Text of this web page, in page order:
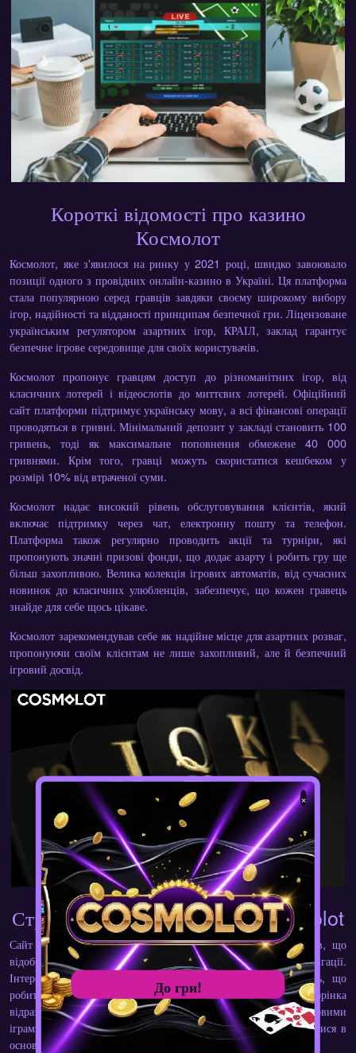
Короткі відомості про казино
Космолот
Космолот, яке з'явилося на ринку у 2021 році, швидко завоювало
позиції одного з провідних онлайн-казино в Україні. Ця платформа
стала популярною серед гравців завдяки своєму широкому вибору
ігор, надійності та відданості принципам безпечної гри. Ліцензоване
українським регулятором азартних ігор, КРАІЛ, заклад гарантує
безпечне ігрове середовище для своїх користувачів.
Космолот пропонує гравцям доступ до різноманітних ігор, від
класичних лотерей і відеослотів до миттєвих лотерей. Офіційний
сайт платформи підтримує українську мову, а всі фінансові операції
проводяться в гривні. Мінімальний депозит у закладі становить 100
гривень, тоді як максимальне поповнення обмежене 40 000
гривнями. Крім того, гравці можуть скористатися кешбеком у
розмірі 10% від втраченої суми.
Космолот надає високий рівень обслуговування клієнтів, який
включає підтримку через чат, електронну пошту та телефон.
Платформа також регулярно проводить акції та турніри, які
пропонують значні призові фонди, що додає азарту і робить гру ще
більш захопливою. Велика колекція ігрових автоматів, від сучасних
новинок до класичних улюбленців, забезпечує, що кожен гравець
знайде для себе щось цікаве.
Космолот зарекомендував себе як надійне місце для азартних розваг,
пропонуючи своїм клієнтам не лише захопливий, але й безпечний
ігровий досвід.
Структура офіційного сайту Cosmolot
Сайт компанії створений з урахуванням потреб користувачів, що
відображається в його зручному дизайні та легкій навігації.
Інтерфейс платформи поєднує естетику та функціональність, що
робить процес користування приємним і простим. Головна сторінка
відразу ж знайомить гравців з останніми оновленнями, новими
іграми та поточними акціями, дозволяючи швидко орієнтуватися в
основних пропозиціях казино.
×
До гри!